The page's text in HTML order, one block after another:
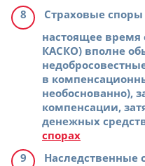
Страховые
настоящее
КАСКО) вполне
в
необоснованно),
компенсации,
денежных
спорах
Наследственные